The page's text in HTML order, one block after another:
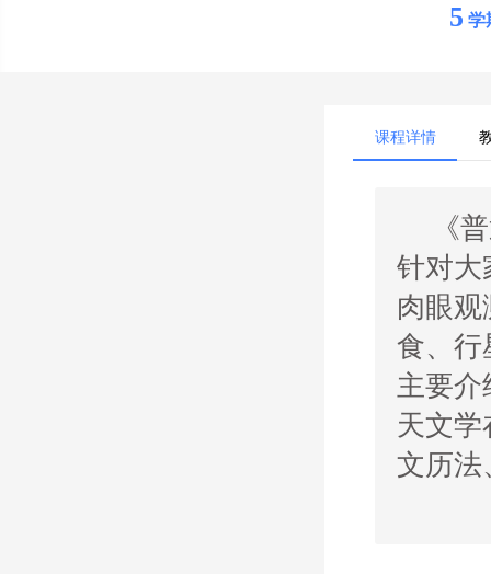
5 学
课程详情
《
针对大
肉眼
食、行
主要介
天文
文历法